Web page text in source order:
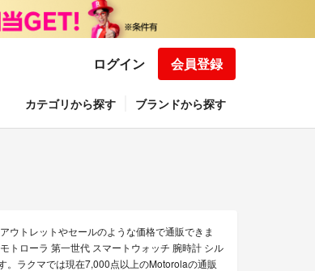
ログイン 会員登録
カテゴリから探す ブランドから探す
ウトレットやセールのような価格で通販できま
ローラ 第一世代 スマートウォッチ 腕時計 シル
ラクマでは現在7,000点以上のMotorolaの通販